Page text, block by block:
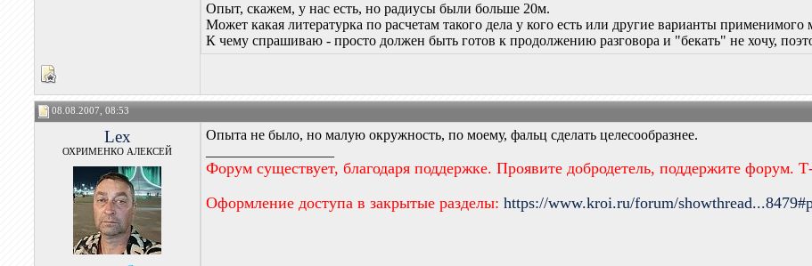
Опыт, скажем, у нас есть, но радиусы были больше 20м.
Может какая литературка по расчетам такого дела у кого есть или другие варианты применимого
К чему спрашиваю - просто должен быть готов к продолжению разговора и "бекать" не хочу,
08.08.2007, 08:53
Lex
ОХРИМЕНКО АЛЕКСЕЙ
Опыта не было, но малую окружность, по моему, фальц сделать целесообразнее.
Форум существует, благодаря поддержке. Проявите добродетель, поддержите форум.
Оформление доступа в закрытые разделы:https://www.kroi.ru/forum/